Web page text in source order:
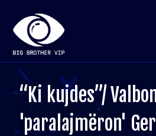
“Ki kujdes”/
'paralajmëron'